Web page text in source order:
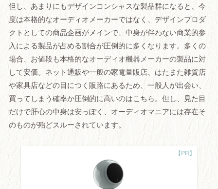
但し、あまりにもデザインコンシャスな製品群になると、今
度は本格的なオーディオメーカーではなく、デザインプロダ
クトとしての商品企画がメインで、中身が伴わない商業的参
入による製品が占める割合が圧倒的に多くなります。多くの
場合、お値段も本格的なオーディオ機器メーカーの製品に対
して安価。ネット通販や一般の家電量販店、はたまた雑貨店
や家具店などの目につく販路にあるため、一般人が出会い、
買ってしまう確率か圧倒的に高いのはこちら。但し、見た目
だけで肝心の中身は安っぽく、オーディオマニアには存在そ
のものが殆どスルーされています。